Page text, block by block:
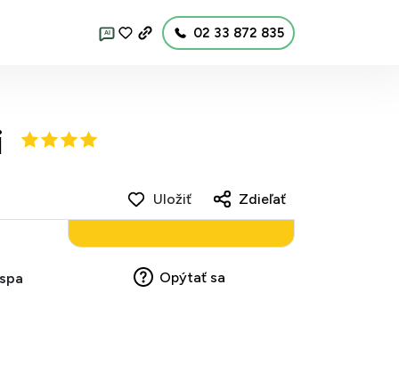
AI 02 33 872 835
Uložiť Zdieľať
Opýtať sa